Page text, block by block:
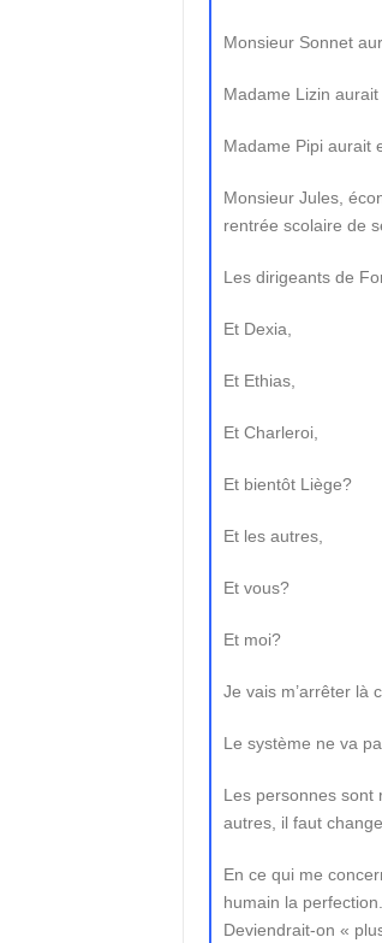
Monsieur Sonnet
Madame Lizin
Madame Pipi aurait
Monsieur Jules,
rentrée scolaire de
Les dirigeants de
Et Dexia,
Et Ethias,
Et Charleroi,
Et bientôt Liège?
Et les autres,
Et vous?
Et moi?
Je vais m’arrêter là
Le système ne va
Les personnes sont
autres, il faut
En ce qui me
humain la perfection.
Deviendrait-on «